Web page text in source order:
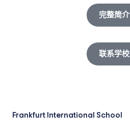
完整简介
联系学校
Frankfurt International School